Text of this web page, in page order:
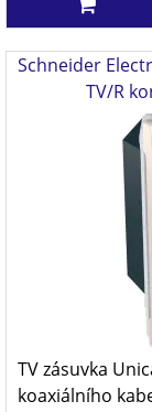
Schneider
TV/R
TV zásuvka
koaxiálního